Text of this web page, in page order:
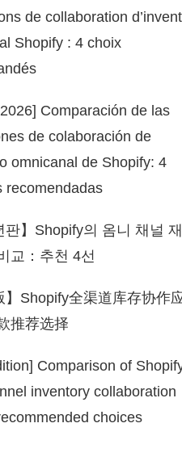
de collaboration
Shopify : 4 choix
Comparación de las
de colaboración de
omnicanal de Shopify: 4
recomendadas
판】Shopify의 옴니 채널
교：추천 4선
】Shopify全渠道库存协作
推荐选择
Comparison of
inventory collaboration
choices